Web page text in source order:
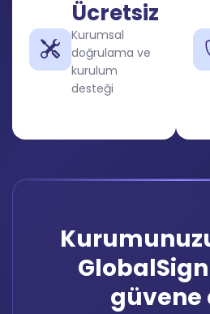
Ücretsiz
Kurumsal
doğrulama ve
kurulum
desteği
GlobalSign
güvene